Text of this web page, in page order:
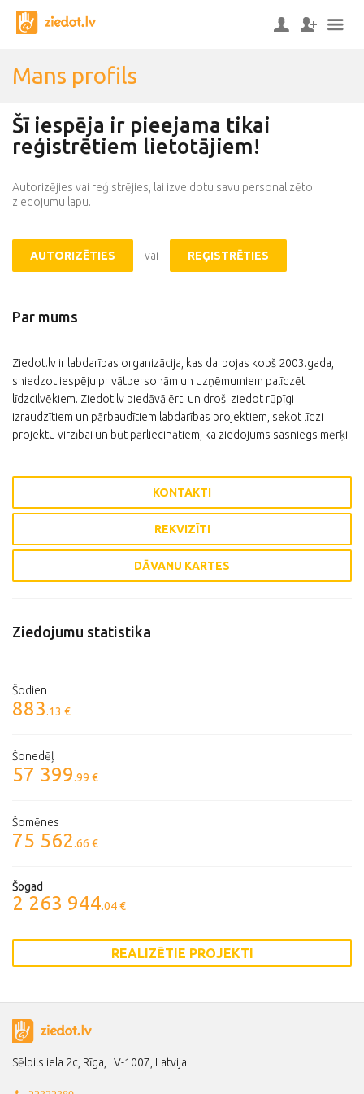
Mans profils
Šī iespēja ir pieejama tikai
reģistrētiem lietotājiem!
Autorizējies vai reģistrējies, lai izveidotu savu personalizēto
ziedojumu lapu.
AUTORIZĒTIES vai REĢISTRĒTIES
Par mums
Ziedot.lv ir labdarības organizācija, kas darbojas kopš 2003.gada,
sniedzot iespēju privātpersonām un uzņēmumiem palīdzēt
līdzcilvēkiem. Ziedot.lv piedāvā ērti un droši ziedot rūpīgi
izraudzītiem un pārbaudītiem labdarības projektiem, sekot līdzi
projektu virzībai un būt pārliecinātiem, ka ziedojums sasniegs mērķi.
KONTAKTI
REKVIZĪTI
DĀVANU KARTES
Ziedojumu statistika
Šodien
883.13 €
Šonedēļ
57 399.99 €
Šomēnes
75 562.66 €
Šogad
2 263 944.04 €
REALIZĒTIE PROJEKTI
Sēlpils iela 2c, Rīga, LV-1007, Latvija